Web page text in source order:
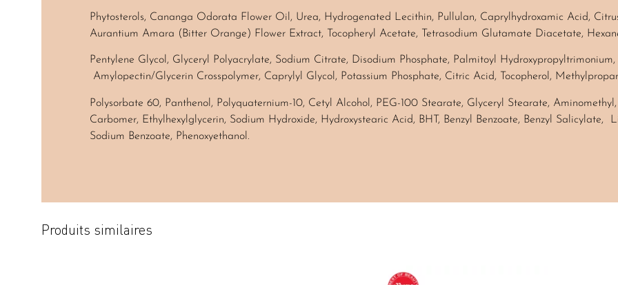
Phytosterols, Cananga Odorata Flower Oil, Urea, Hydrogenated Lecithin, Pullulan, Caprylhydroxamic Acid,
Aurantium Amara (Bitter Orange) Flower Extract, Tocopheryl Acetate, Tetrasodium Glutamate Diacetate,
Pentylene Glycol, Glyceryl Polyacrylate, Sodium Citrate, Disodium Phosphate, Palmitoyl Hydroxypropyltrimonium,
Amylopectin/Glycerin Crosspolymer, Caprylyl Glycol, Potassium Phosphate, Citric Acid, Tocopherol,
Polysorbate 60, Panthenol, Polyquaternium-10, Cetyl Alcohol, PEG-100 Stearate, Glyceryl Stearate,
Carbomer, Ethylhexylglycerin, Sodium Hydroxide, Hydroxystearic Acid, BHT, Benzyl Benzoate, Benzyl Salicylate,
Sodium Benzoate, Phenoxyethanol.
Produits similaires